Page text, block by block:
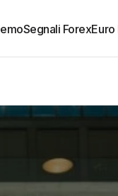
Segnali ForexEuro